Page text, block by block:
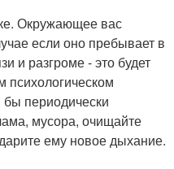
Окружающее вас
если оно пребывает в
и разгроме - это будет
психологическом
периодически
мусора, очищайте
ему новое дыхание.